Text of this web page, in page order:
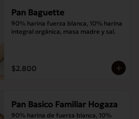
Pan Baguette
90% harina fuerza blanca, 10% harina
integral orgánica, masa madre y sal.
$2.800
Pan Basico Familiar Hogaza
90% harina de fuerza blanca, 10%